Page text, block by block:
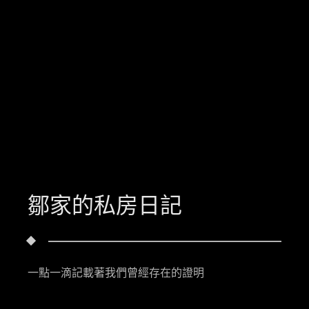
鄒家的私房日記
一點一滴記載著我們曾經存在的證明